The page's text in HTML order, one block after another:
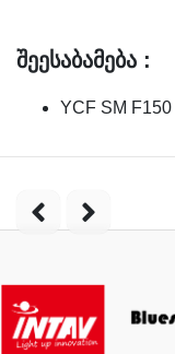
შეესაბამება :
YCF SM F150